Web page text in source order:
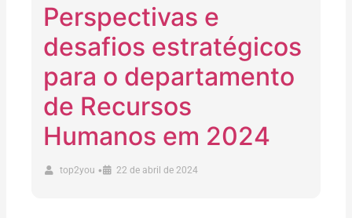
Perspectivas e
desafios estratégicos
para o departamento
de Recursos
Humanos em 2024
top2you • 22 de abril de 2024